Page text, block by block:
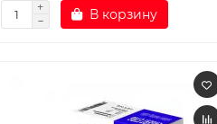
В корзину